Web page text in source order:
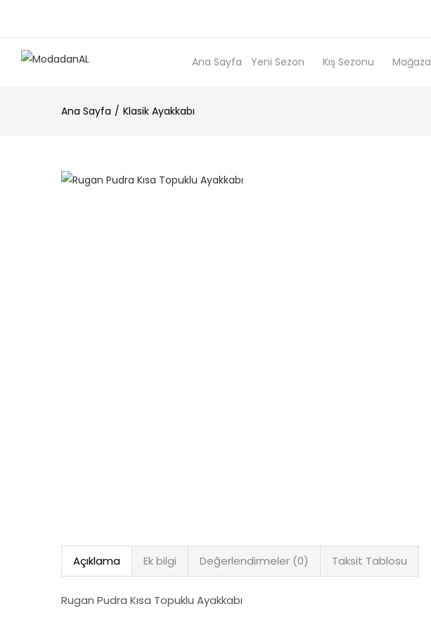
Ana Sayfa Yeni Sezon Kış Sezonu Mağaza
Ana Sayfa Klasik Ayakkabı
Açıklama Ek bilgi Değerlendirmeler (0) Taksit Tablosu
Rugan Pudra Kısa Topuklu Ayakkabı